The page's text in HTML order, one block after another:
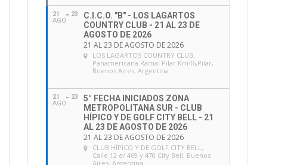
21
AGO
23
C.I.C.O. "B" - LOS LAGARTOS
COUNTRY CLUB - 21 AL 23 DE
AGOSTO DE 2026
21 AL 23 DE AGOSTO DE 2026
LOS LAGARTOS COUNTRY CLUB,
Panamericana Ramal Pilar Km46,Pilar,
Buenos Aires, Argentina
21
AGO
23
5° FECHA INICIADOS ZONA
METROPOLITANA SUR - CLUB
HÍPICO Y DE GOLF CITY BELL - 21
AL 23 DE AGOSTO DE 2026
21 AL 23 DE AGOSTO DE 2026
CLUB HÍPICO Y DE GOLF CITY BELL,
Calle 12 e/ 469 y 470 City Bell, Buenos
Aires, Argentina